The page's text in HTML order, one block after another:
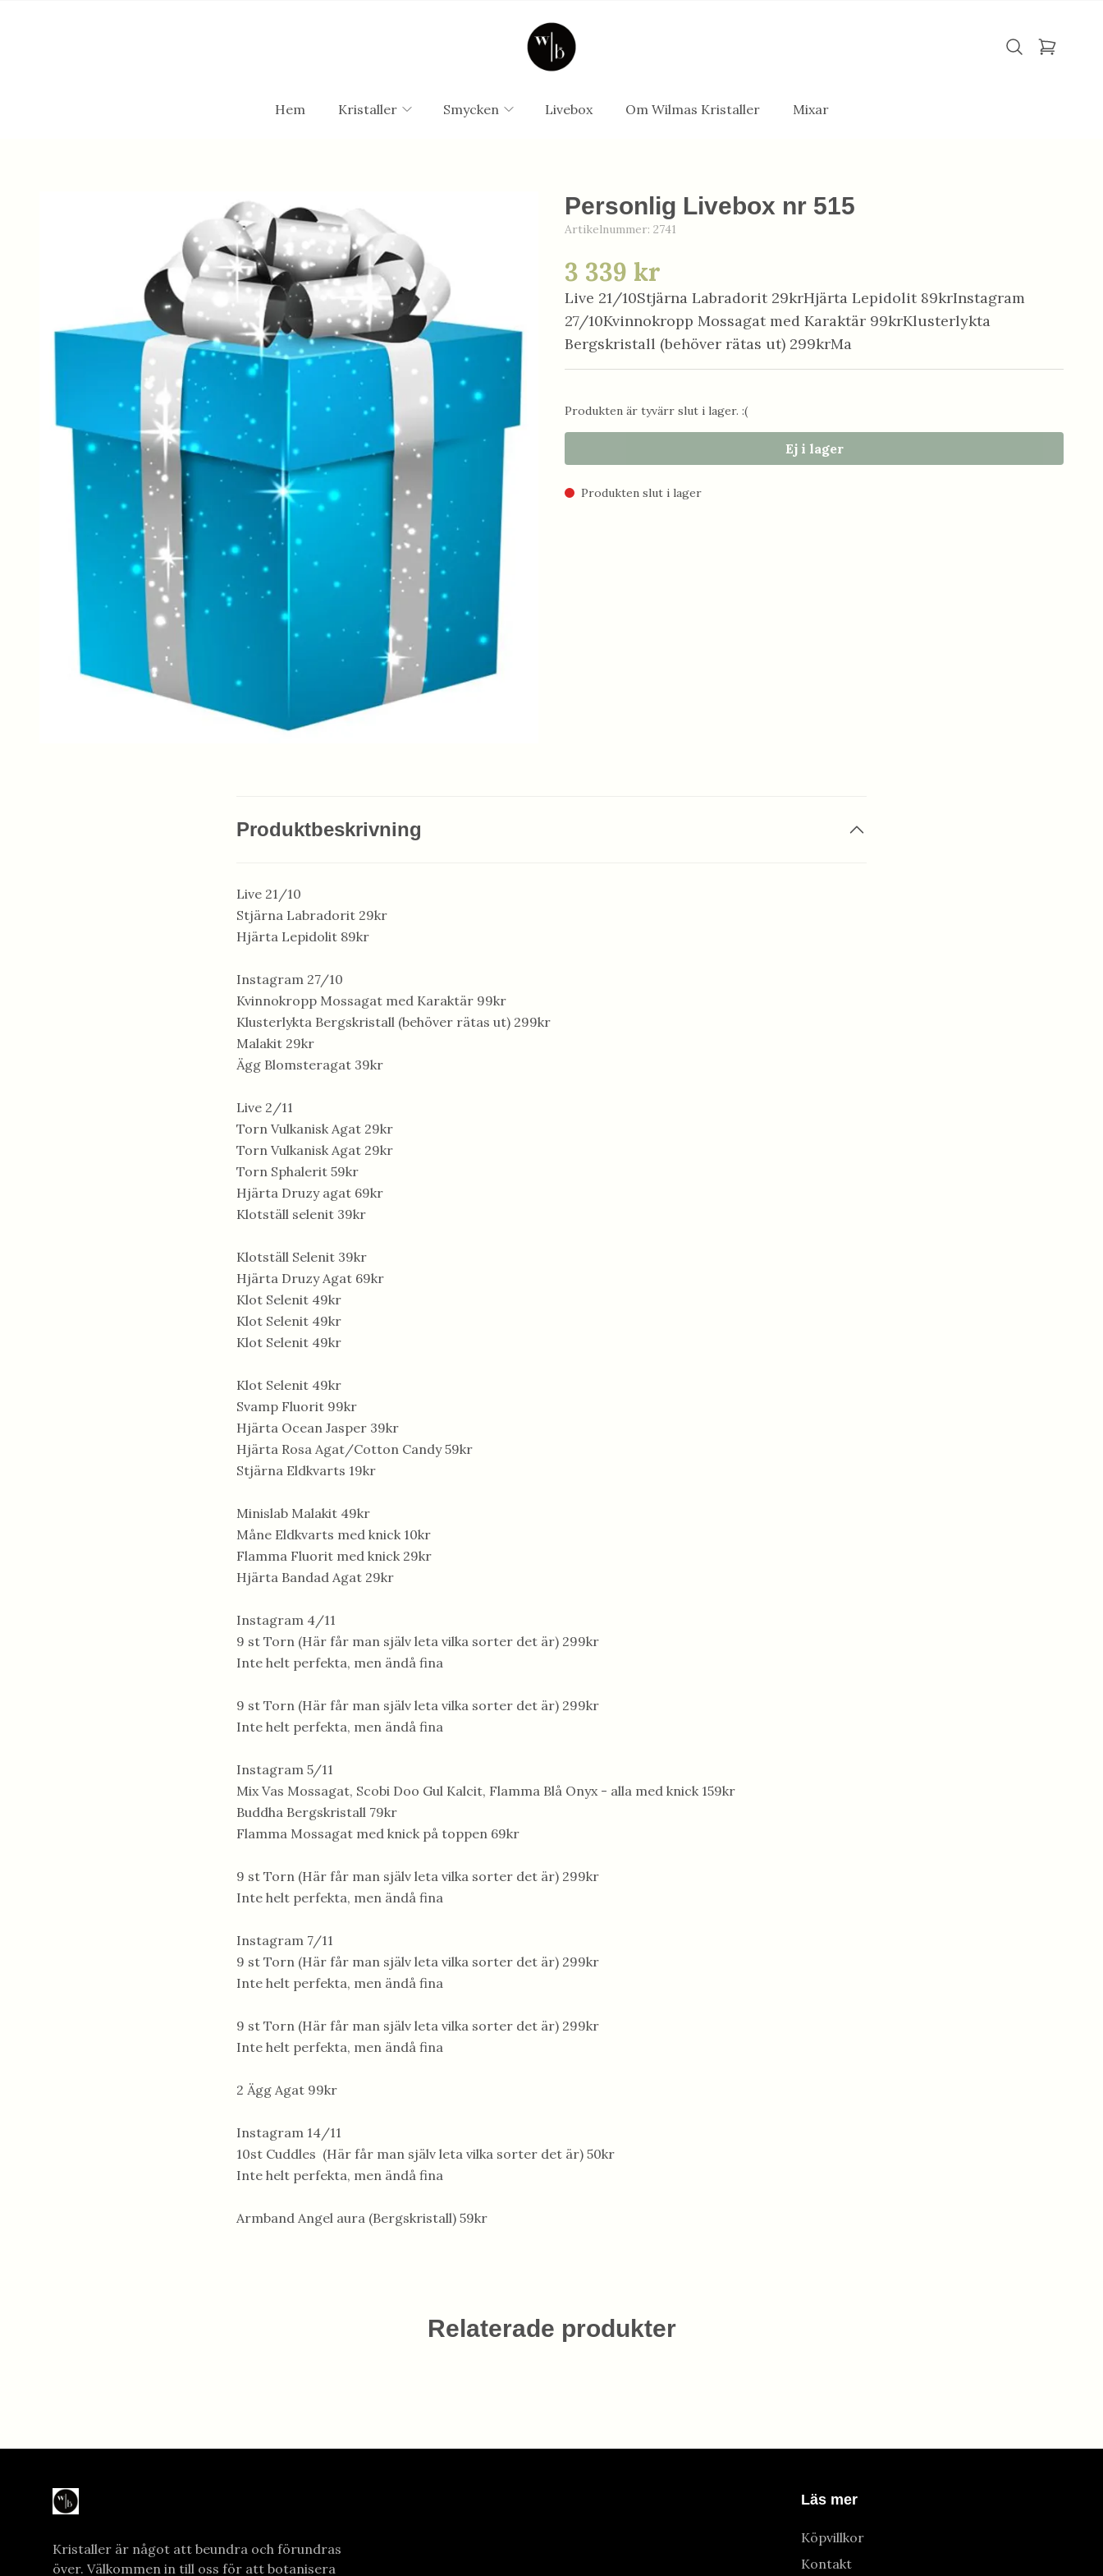
Hem Kristaller Smycken Livebox Om Wilmas Kristaller Mixar
Personlig Livebox nr 515
Artikelnummer: 2741
3 339 kr
Live 21/10Stjärna Labradorit 29krHjärta Lepidolit 89krInstagram
27/10Kvinnokropp Mossagat med Karaktär 99krKlusterlykta
Bergskristall (behöver rätas ut) 299krMa
Produkten är tyvärr slut i lager. :(
Ej i lager
Produkten slut i lager
Produktbeskrivning
Live 21/10
Stjärna Labradorit 29kr
Hjärta Lepidolit 89kr
Instagram 27/10
Kvinnokropp Mossagat med Karaktär 99kr
Klusterlykta Bergskristall (behöver rätas ut) 299kr
Malakit 29kr
Ägg Blomsteragat 39kr
Live 2/11
Torn Vulkanisk Agat 29kr
Torn Vulkanisk Agat 29kr
Torn Sphalerit 59kr
Hjärta Druzy agat 69kr
Klotställ selenit 39kr
Klotställ Selenit 39kr
Hjärta Druzy Agat 69kr
Klot Selenit 49kr
Klot Selenit 49kr
Klot Selenit 49kr
Klot Selenit 49kr
Svamp Fluorit 99kr
Hjärta Ocean Jasper 39kr
Hjärta Rosa Agat/Cotton Candy 59kr
Stjärna Eldkvarts 19kr
Minislab Malakit 49kr
Måne Eldkvarts med knick 10kr
Flamma Fluorit med knick 29kr
Hjärta Bandad Agat 29kr
Instagram 4/11
9 st Torn (Här får man själv leta vilka sorter det är) 299kr
Inte helt perfekta, men ändå fina
9 st Torn (Här får man själv leta vilka sorter det är) 299kr
Inte helt perfekta, men ändå fina
Instagram 5/11
Mix Vas Mossagat, Scobi Doo Gul Kalcit, Flamma Blå Onyx - alla med knick 159kr
Buddha Bergskristall 79kr
Flamma Mossagat med knick på toppen 69kr
9 st Torn (Här får man själv leta vilka sorter det är) 299kr
Inte helt perfekta, men ändå fina
Instagram 7/11
9 st Torn (Här får man själv leta vilka sorter det är) 299kr
Inte helt perfekta, men ändå fina
9 st Torn (Här får man själv leta vilka sorter det är) 299kr
Inte helt perfekta, men ändå fina
2 Ägg Agat 99kr
Instagram 14/11
10st Cuddles (Här får man själv leta vilka sorter det är) 50kr
Inte helt perfekta, men ändå fina
Armband Angel aura (Bergskristall) 59kr
Relaterade produkter
Kristaller är något att beundra och förundras
över. Välkommen in till oss för att botanisera
Läs mer
Köpvillkor
Kontakt